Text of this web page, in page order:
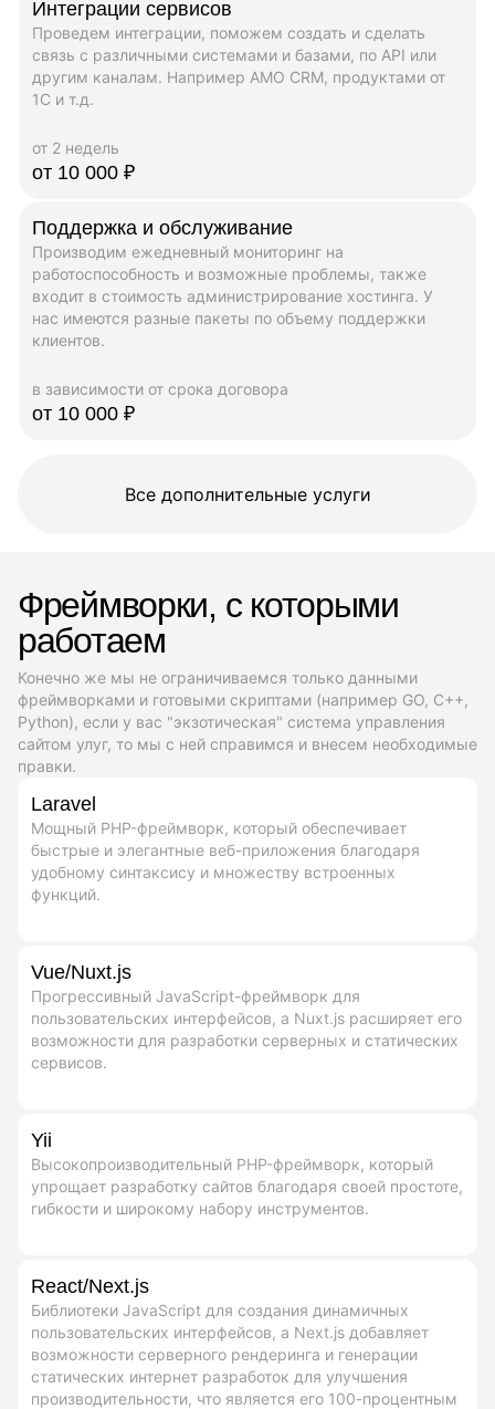
Интеграции сервисов
Проведем интеграции, поможем создать и сделать
связь с различными системами и базами, по API или
другим каналам. Например AMO CRM, продуктами от
1C и т.д.
от 2 недель
от 10 000 ₽
Поддержка и обслуживание
Производим ежедневный мониторинг на
работоспособность и возможные проблемы, также
входит в стоимость администрирование хостинга. У
нас имеются разные пакеты по объему поддержки
клиентов.
в зависимости от срока договора
от 10 000 ₽
Все дополнительные услуги
Фреймворки, с которыми
работаем
Конечно же мы не ограничиваемся только данными
фреймворками и готовыми скриптами (например GO, C++,
Python), если у вас "экзотическая" система управления
сайтом улуг, то мы с ней справимся и внесем необходимые
правки.
Laravel
Мощный PHP-фреймворк, который обеспечивает
быстрые и элегантные веб-приложения благодаря
удобному синтаксису и множеству встроенных
функций.
Vue/Nuxt.js
Прогрессивный JavaScript-фреймворк для
пользовательских интерфейсов, а Nuxt.js расширяет его
возможности для разработки серверных и статических
сервисов.
Yii
Высокопроизводительный PHP-фреймворк, который
упрощает разработку сайтов благодаря своей простоте,
гибкости и широкому набору инструментов.
React/Next.js
Библиотеки JavaScript для создания динамичных
пользовательских интерфейсов, а Next.js добавляет
возможности серверного рендеринга и генерации
статических интернет разработок для улучшения
производительности, что является его 100-процентным